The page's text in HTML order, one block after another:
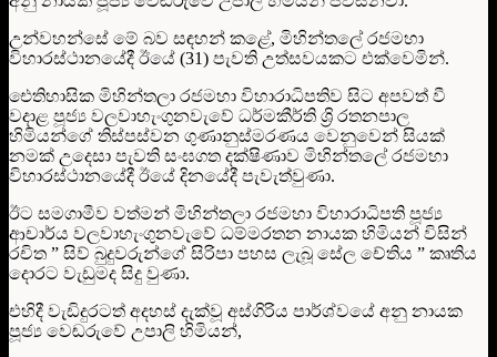
උන්වහන්සේ මේ බව සඳහන් කළේ, මිහින්තලේ රජමහා
විහාරස්ථානයේදී ඊයේ (31) පැවති උත්සවයකට එක්වෙමින්.
ඓතිහාසික මිහින්තලා රජමහා විහාරාධිපතිව සිට අපවත් වී
වදාළ පූජ්‍ය වලවාහැංගුනවැවේ ධර්මකීර්ති ශ්‍රි රතනපාල
හිමියන්ගේ තිස්පස්වන ගුණානුස්මරණය වෙනුවෙන් සියක්
නමක් උදෙසා පැවති සංඝගත දක්ෂිණාව මිහින්තලේ රජමහා
විහාරස්ථානයේදී ඊයේ දිනයේදී පැවැත්වුණා.
ඊට සමගාමීව වත්මන් මිහින්තලා රජමහා විහාරාධිපති පූජ්‍ය
ආචාර්ය වලවාහැංගුනවැවේ ධම්මරතන නායක හිමියන් විසින්
රචිත ” සිව් බුදුවරුන්ගේ සිරිපා පහස ලැබූ සේල චේතිය ” කෘතිය
දොරට වැඩුමද සිදු වුණා.
එහිදී වැඩිදුරටත් අදහස් දැක්වූ අස්ගිරිය පාර්ශ්වයේ අනු නායක
පූජ්‍ය වෙඬරුවේ උපාලි හිමියන්,